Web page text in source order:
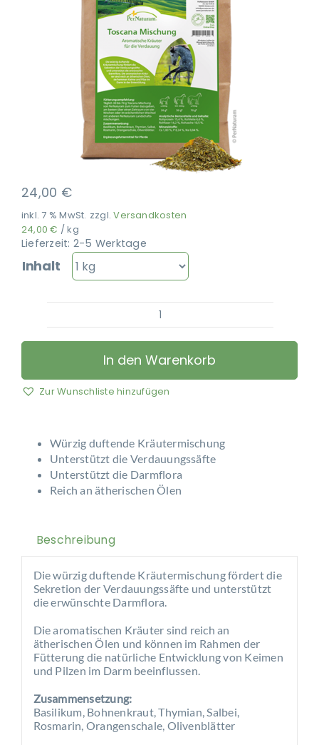
24,00 €
inkl. 7 % MwSt. zzgl.Versandkosten
24,00€ /kg
Lieferzeit: 2-5 Werktage
Inhalt
PerNaturam
–
Toscana
Menge
In den Warenkorb
Zur Wunschliste hinzufügen
Würzig duftende Kräutermischung
Unterstützt die Verdauungssäfte
Unterstützt die Darmflora
Reich an ätherischen Ölen
Beschreibung
Die würzig duftende Kräutermischung fördert die
Sekretion der Verdauungssäfte und unterstützt
die erwünschte Darmflora.
Die aromatischen Kräuter sind reich an
ätherischen Ölen und können im Rahmen der
Fütterung die natürliche Entwicklung von Keimen
und Pilzen im Darm beeinflussen.
Zusammensetzung:
Basilikum, Bohnenkraut, Thymian, Salbei,
Rosmarin, Orangenschale, Olivenblätter